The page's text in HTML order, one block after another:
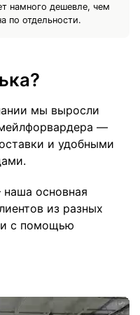
намного дешевле, чем
по отдельности.
мы выросли
—
и удобными
основная
из разных
с помощью